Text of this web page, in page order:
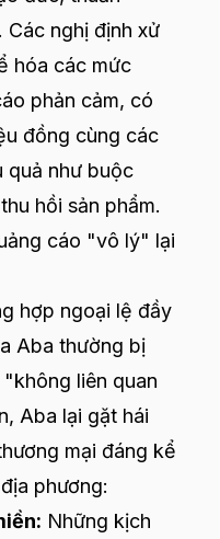
nghị định xử
hóa các mức
phản cảm, có
đồng cùng các
quả như buộc
hồi sản phẩm.
cáo "vô lý" lại
hợp ngoại lệ đầy
Aba thường bị
liên quan
Aba lại gặt hái
mại đáng kể
phương:
Những kịch